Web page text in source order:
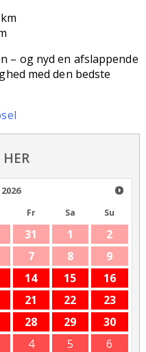
– og nyd en afslappende
med den bedste
2026
Fr Sa Su
31 1
2
7 8
9
14 15
16
21 22
23
28 29
30
4 5 6